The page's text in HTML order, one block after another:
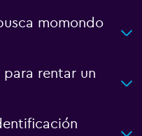
momondo
rentar un